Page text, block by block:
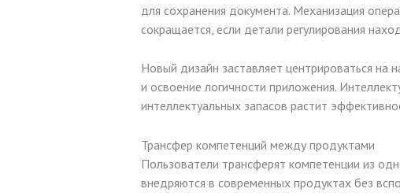
для сохранения документа. Механизация
сокращается, если детали регулирования
Новый дизайн заставляет центрироваться на
и освоение логичности приложения.
интеллектуальных запасов растит
Трансфер компетенций между продуктами
Пользователи трансферят компетенции из
внедряются в современных продуктах без